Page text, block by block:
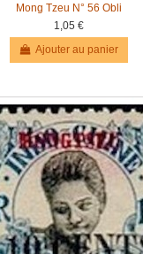
Mong Tzeu N° 56 Obli
1,05 €
Ajouter au panier